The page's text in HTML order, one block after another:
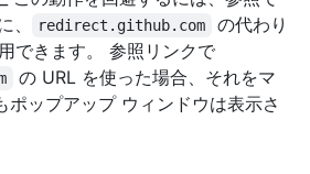
、
redirect.github.com
の代わり
できます。 参照リンクで
の URL を使った場合、それをマ
ポップアップ ウィンドウは表示さ